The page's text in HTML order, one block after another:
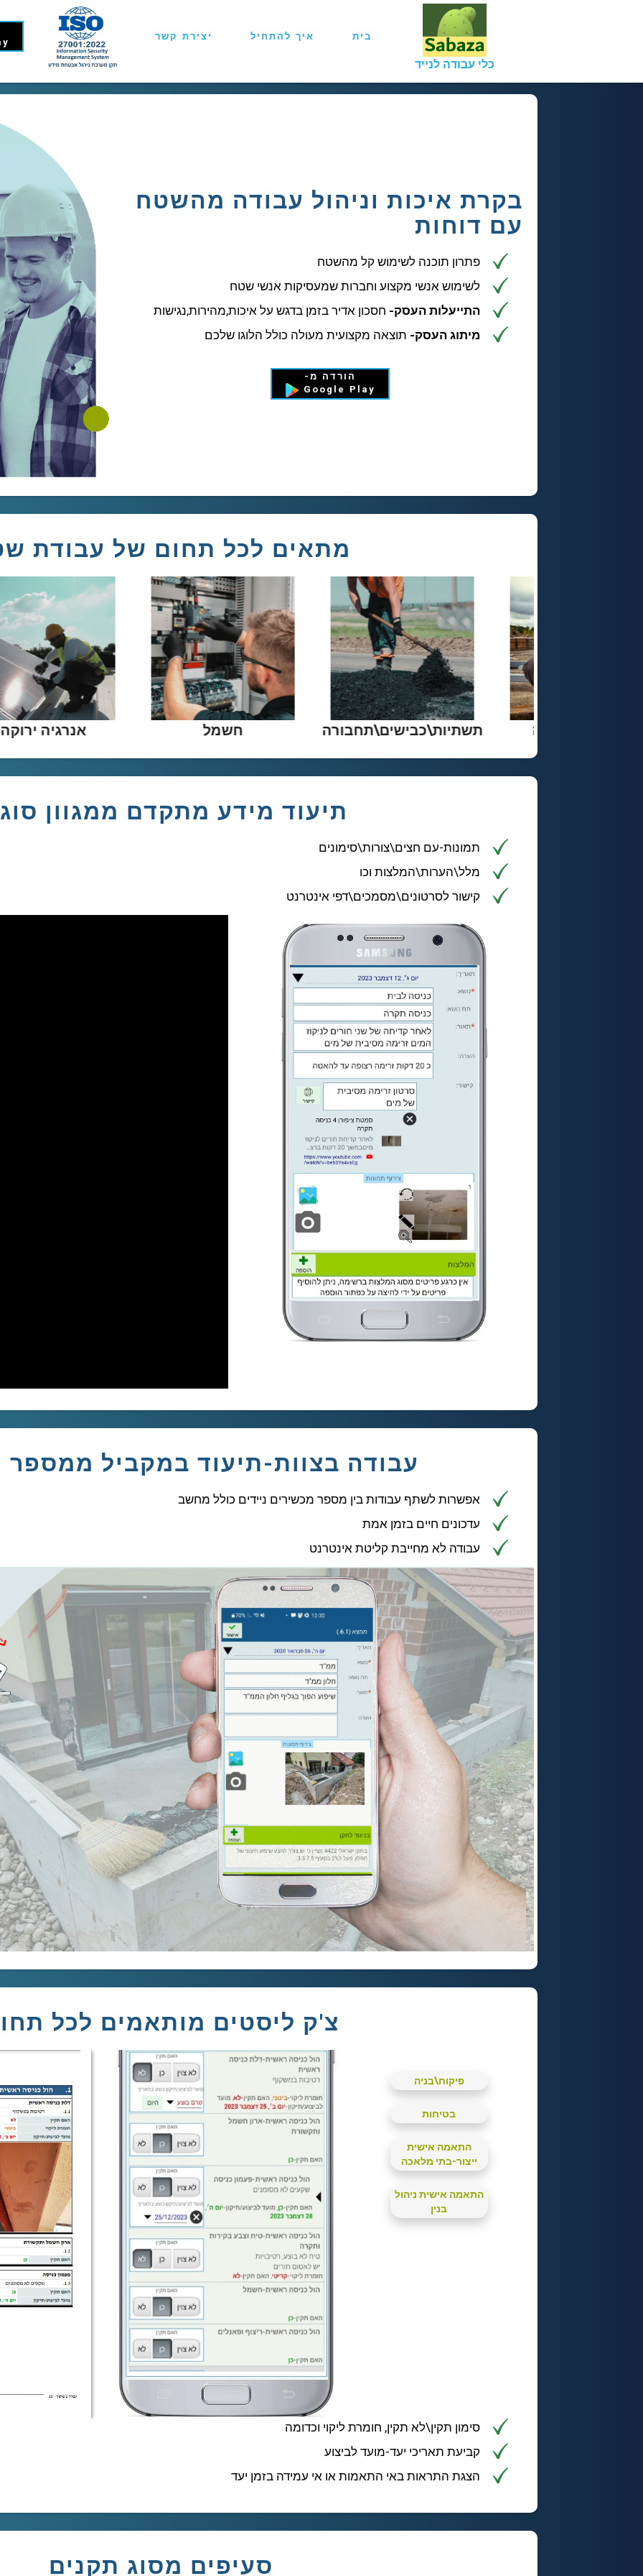
כלי עבודה לנייד
בית איך להתחיל יצירת קשר
בקרת איכות וניהול עבודה מהשטח
עם דוחות
פתרון תוכנה לשימוש קל מהשטח
לשימוש אנשי מקצוע וחברות שמעסיקות אנשי שטח
התייעלות העסק- חסכון אדיר בזמן בדגש על איכות,מהירות,נגישות
מיתוג העסק- תוצאה מקצועית מעולה כולל הלוגו שלכם
הורדה מ-
Google Play
מתאים לכל תחום של עבודת
תשתיות\כבישים\תחבורה ייצור\בתי מלאכה
תיעוד מידע מתקדם ממגוון
תמונות-עם חצים\צורות\סימונים
מלל\הערות\המלצות וכו
קישור לסרטונים\מסמכים\דפי אינטרנט
עבודה בצוות-תיעוד במקביל ממספר
אפשרות לשתף עבודות בין מספר מכשירים ניידים כולל מחשב
עדכונים חיים בזמן אמת
עבודה לא מחייבת קליטת אינטרנט
צ'ק ליסטים מותאמים לכל
פיקוח\בניה
בטיחות
התאמה אישית
ייצור-בתי מלאכה
התאמה אישית ניהול
בנין
סימון תקין\לא תקין, חומרת ליקוי וכדומה